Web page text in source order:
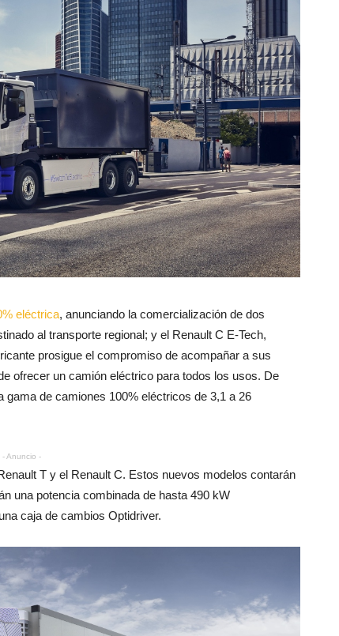
eléctrica, anunciando la comercialización de dos
al transporte regional; y el Renault C E-Tech,
prosigue el compromiso de acompañar a sus
ofrecer un camión eléctrico para todos los usos. De
de camiones 100% eléctricos de 3,1 a 26
- Anuncio -
T y el Renault C. Estos nuevos modelos contarán
una potencia combinada de hasta 490 kW
caja de cambios Optidriver.